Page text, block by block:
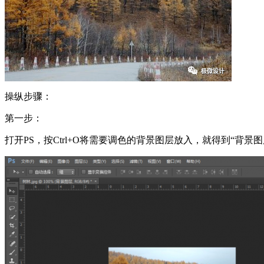
操纵步骤：
第一步：
打开PS，按Ctrl+O将需要调色的背景图层放入，就得到“背景